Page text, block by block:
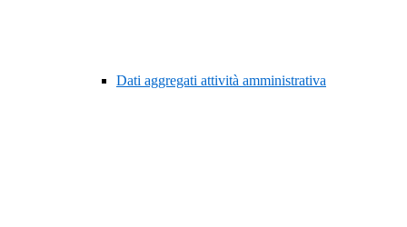
Dati aggregati attività amministrativa